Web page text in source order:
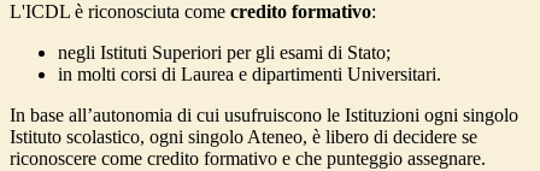
L'ICDL è riconosciuta come credito formativo:
negli Istituti Superiori per gli esami di Stato;
in molti corsi di Laurea e dipartimenti Universitari.
In base all’autonomia di cui usufruiscono le Istituzioni ogni singolo
Istituto scolastico, ogni singolo Ateneo, è libero di decidere se
riconoscere come credito formativo e che punteggio assegnare.